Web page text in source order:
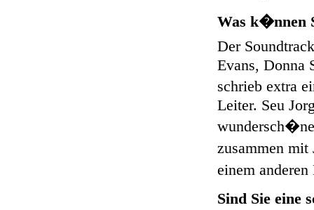
Was k�nnen
Der
Evans, Donna
schrieb extra
Leiter. Seu
zusammen
einem
Sind Sie eine